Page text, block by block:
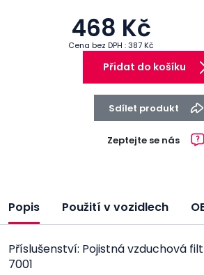
468 Kč
Cena bez DPH : 387 Kč
Přidat do košíku
Zeptejte se nás
Sdílet produkt
Popis Použití v vozidlech
Příslušenství: Pojistná vzduchová
7001